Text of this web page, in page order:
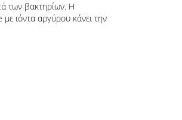
των βακτηρίων. Η
ιόντα αργύρου κάνει την